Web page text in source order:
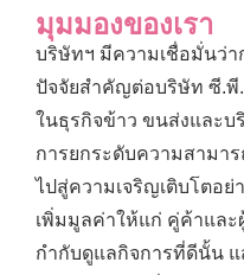
มุมมองของเรา
บริษัทฯ มีความเชื่อมั่นว่า
ปัจจัยสำคัญต่อบริษัท ซี.พี.
ในธุรกิจข้าว ขนส่งและ
การยกระดับความสามา
ไปสู่ความเจริญเติบโตอย่
เพิ่มมูลค่าให้แก่ คู่ค้าและ
กำกับดูแลกิจการที่ดีนั้น แ